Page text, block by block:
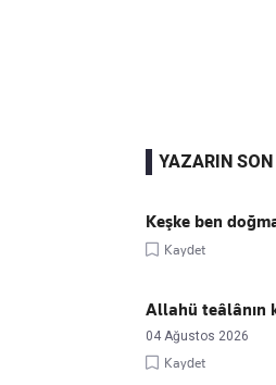
YAZARIN
Keşke ben
Kaydet
Allahü teâlânın
04 Ağustos 2026
Kaydet